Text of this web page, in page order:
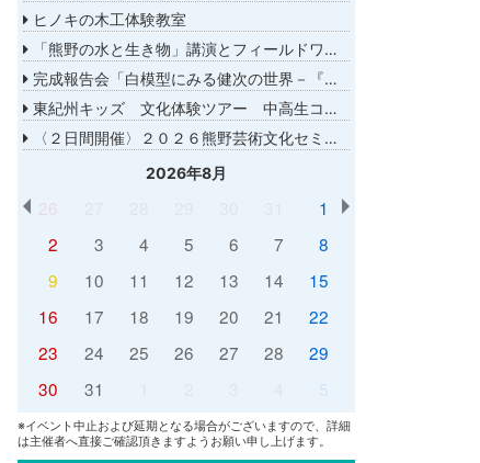
ヒノキの木工体験教室
「熊野の水と生き物」講演とフィールドワーク
完成報告会「白模型にみる健次の世界－『千年の愉楽』『奇蹟』より－」
東紀州キッズ 文化体験ツアー 中高生コース
〈２日間開催〉２０２６熊野芸術文化セミナー
2026年8月
26
1
2
3 4 5 6 7
8
9
10 11 12 13 14
15
16
17 18 19 20 21
22
23
24 25 26 27 28
29
30
31 5
※イベント中止および延期となる場合がございますので、詳細
は主催者へ直接ご確認頂きますようお願い申し上げます。